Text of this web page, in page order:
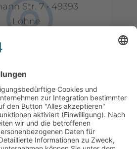
Str. 7 • 49393
Lohne
(0) 4442 9240-0
info@henke-